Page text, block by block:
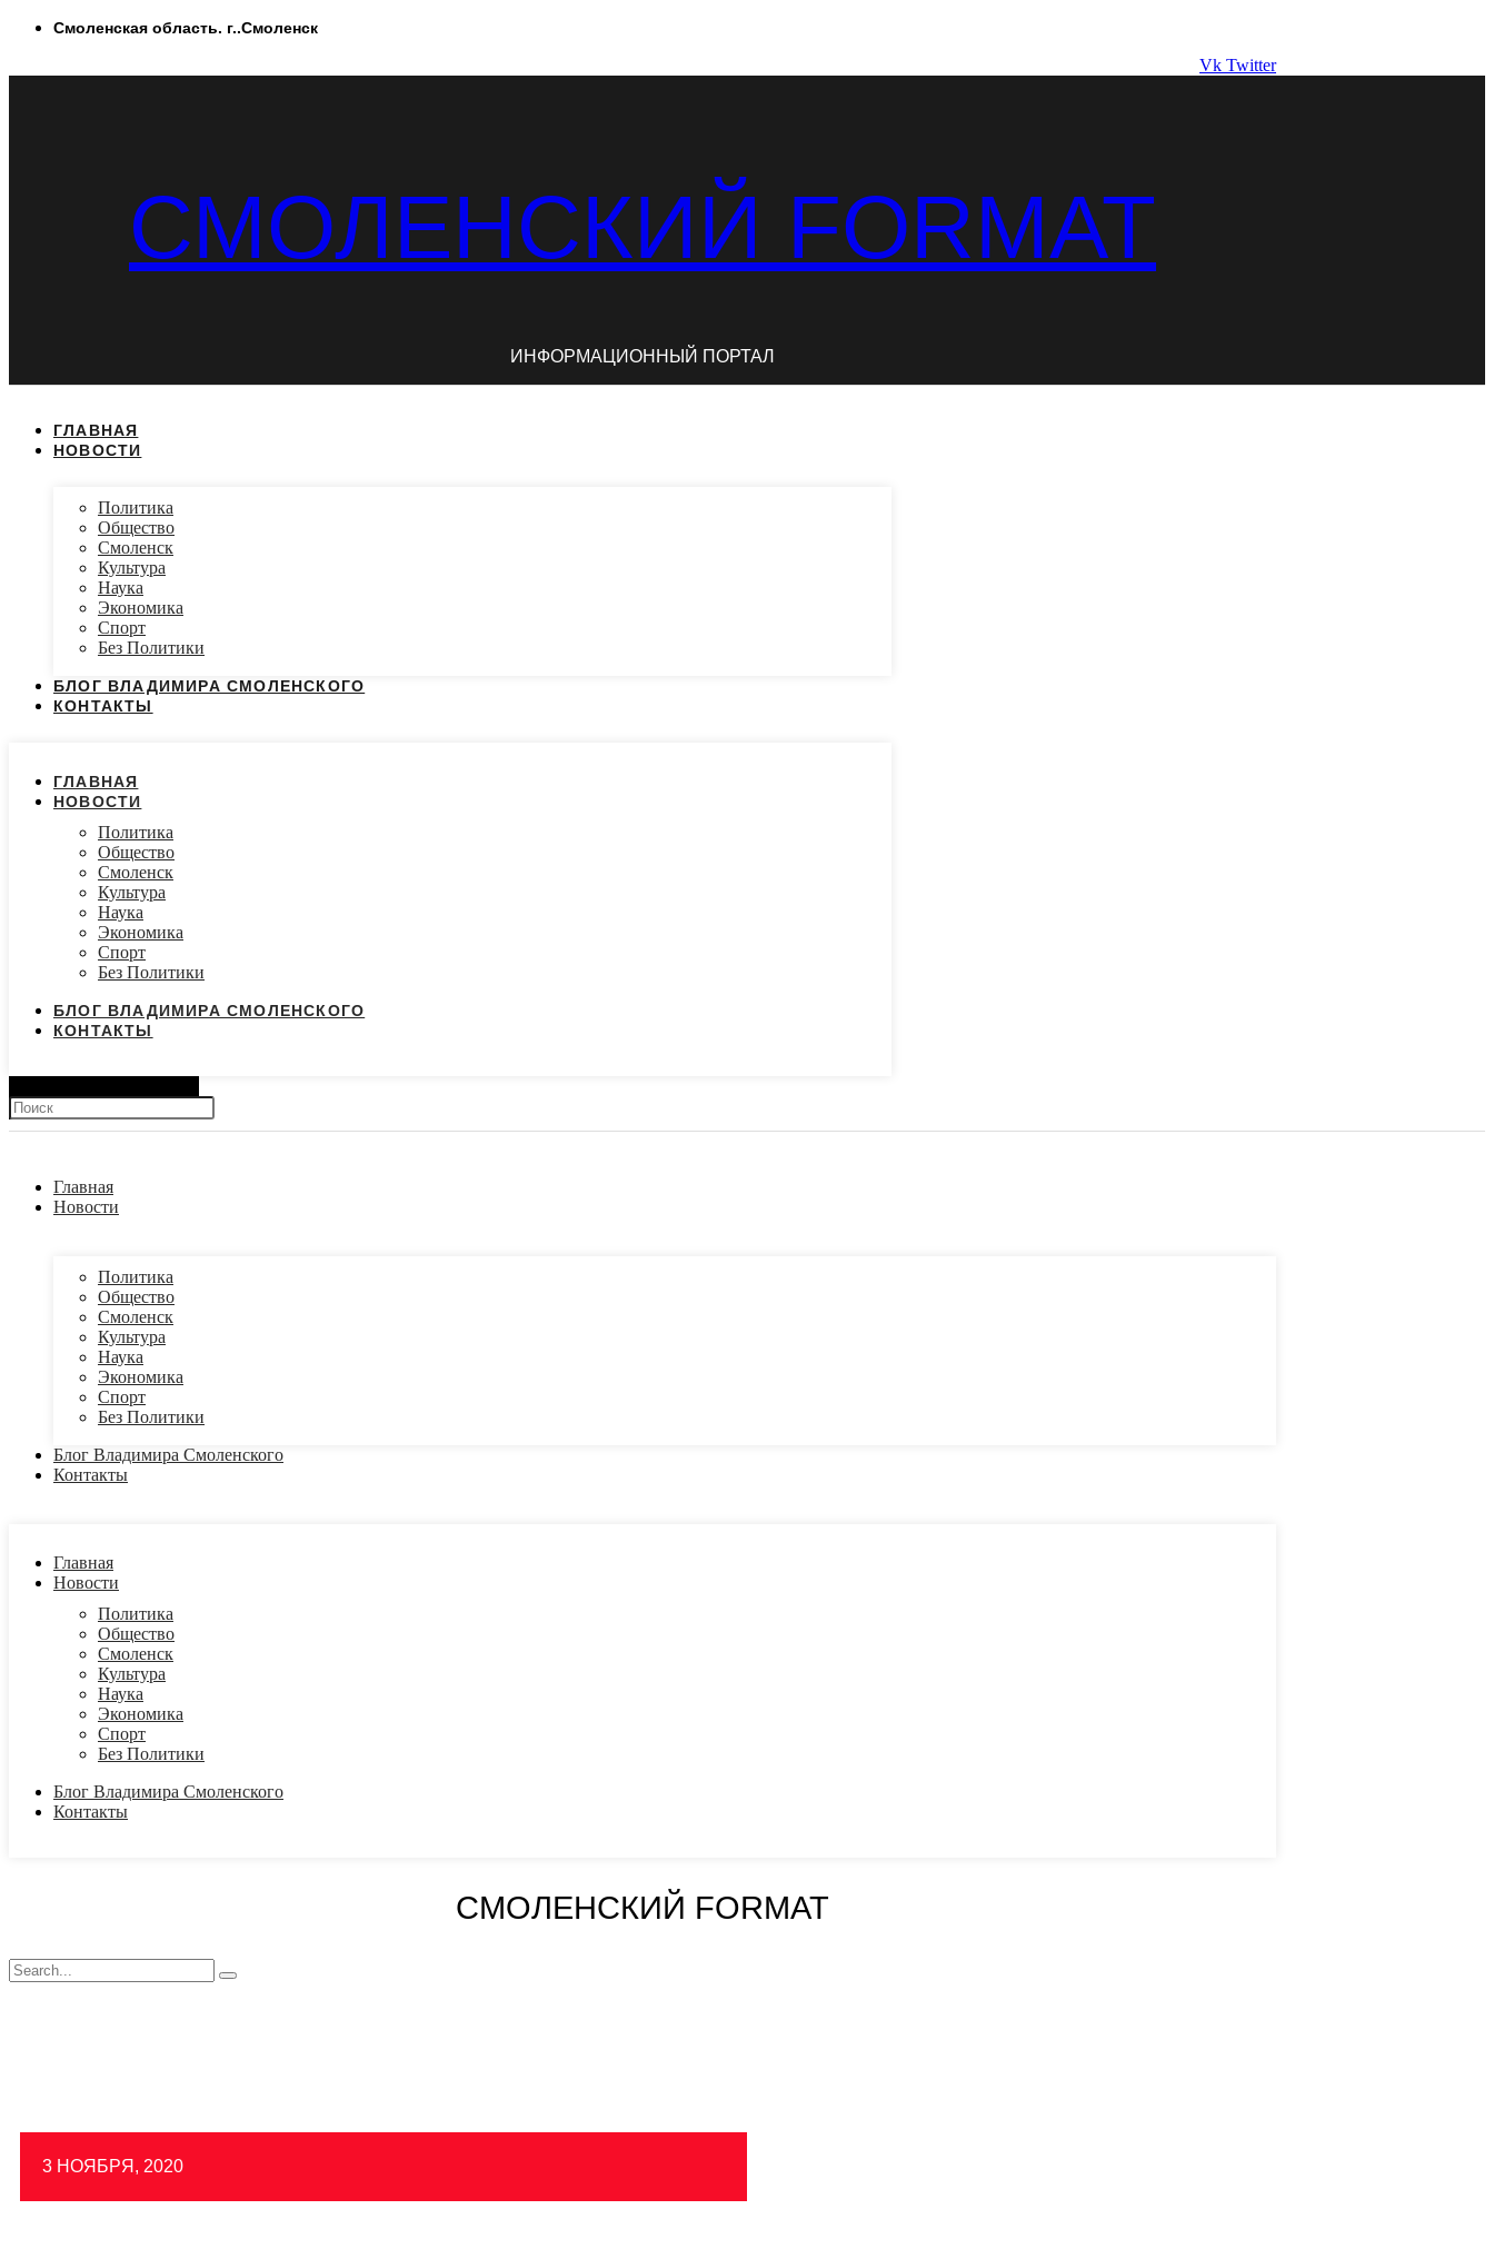
ПерейтиСмоленская область. г..Смоленск
Vk Twitter
СМОЛЕНСКИЙ FORMAT
ИНФОРМАЦИОННЫЙ ПОРТАЛ
ГЛАВНАЯ
НОВОСТИ
Политика
Общество
Смоленск
Культура
Наука
Экономика
Спорт
Без Политики
БЛОГ ВЛАДИМИРА СМОЛЕНСКОГО
КОНТАКТЫ
ГЛАВНАЯ
НОВОСТИ
Политика
Общество
Смоленск
Культура
Наука
Экономика
Спорт
Без Политики
БЛОГ ВЛАДИМИРА СМОЛЕНСКОГО
КОНТАКТЫ
Главная
Новости
Политика
Общество
Смоленск
Культура
Наука
Экономика
Спорт
Без Политики
Блог Владимира Смоленского
Контакты
Главная
Новости
Политика
Общество
Смоленск
Культура
Наука
Экономика
Спорт
Без Политики
Блог Владимира Смоленского
Контакты
СМОЛЕНСКИЙ FORMAT
3 НОЯБРЯ, 2020